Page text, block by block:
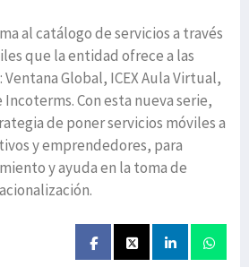
al catálogo de servicios a través
que la entidad ofrece a las
Global, ICEX Aula Virtual,
Incoterms. Con esta nueva serie,
de poner servicios móviles a
y emprendedores, para
y ayuda en la toma de